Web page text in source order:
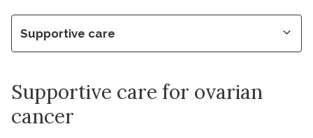
Supportive care
Supportive care for ovarian
cancer